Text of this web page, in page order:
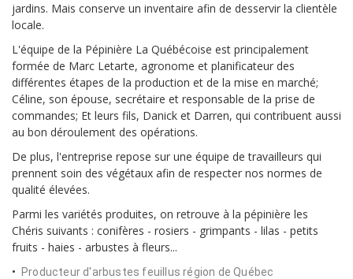
jardins. Mais conserve un inventaire afin de desservir la clientèle
locale.
L'équipe de la Pépinière La Québécoise est principalement
formée de Marc Letarte, agronome et planificateur des
différentes étapes de la production et de la mise en marché;
Céline, son épouse, secrétaire et responsable de la prise de
commandes; Et leurs fils, Danick et Darren, qui contribuent aussi
au bon déroulement des opérations.
De plus, l'entreprise repose sur une équipe de travailleurs qui
prennent soin des végétaux afin de respecter nos normes de
qualité élevées.
Parmi les variétés produites, on retrouve à la pépinière les
Chéris suivants : conifères - rosiers - grimpants - lilas - petits
fruits - haies - arbustes à fleurs...
Producteur d'arbustes feuillus région de Québec